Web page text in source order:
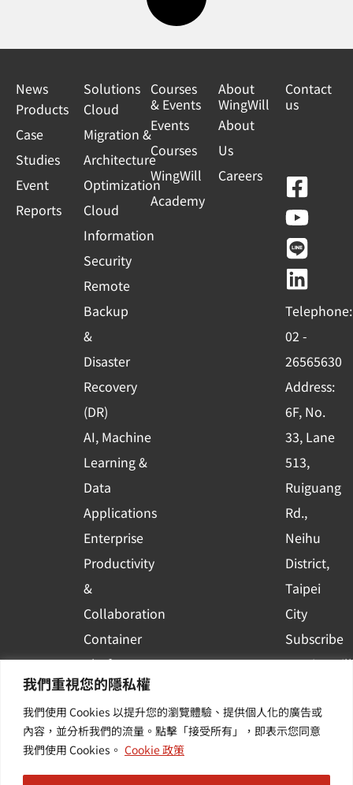
我們重視您的隱私權
我們使用 Cookies 以提升您的瀏覽體驗、提供個人化的廣告或
內容，並分析我們的流量。點擊「接受所有」，即表示您同意
我們使用 Cookies。 Cookie 政策
News
Products
Case
Studies
Event
Reports
Solutions
Cloud
Migration &
Architecture
Optimization
Cloud
Information
Security
Remote
Backup
&
Disaster
Recovery
(DR)
AI, Machine
Learning &
Data
Applications
Enterprise
Productivity
&
Collaboration
Container
Platform
Applications
Others /
Value-
Courses
& Events
Events
Courses
WingWill
Academy
About
WingWill
About
Us
Careers
Contact
us
F
a
c
e
b
o
o
k
-
s
q
u
a
r
e
Y
o
u
t
u
b
e
L
i
n
e
L
i
n
k
e
d
i
n
Telephone:
02 -
26565630
Address:
6F, No.
33, Lane
513,
Ruiguang
Rd.,
Neihu
District,
Taipei
City
Subscribe
to WingWill
the latest
event and